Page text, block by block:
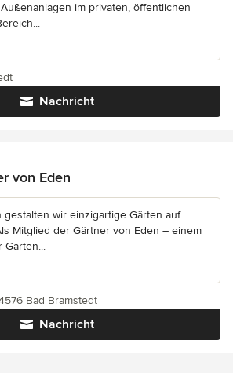
im privaten, öffentlichen
Nachricht
von Eden
wir einzigartige Gärten auf
Mitglied der Gärtner von Eden – einem
Garten...
Nachricht
Bad Bramstedt